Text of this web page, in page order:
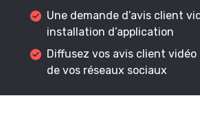
Une demande d’avis client
installation d’application
Diffusez vos avis client vidéo
de vos réseaux sociaux